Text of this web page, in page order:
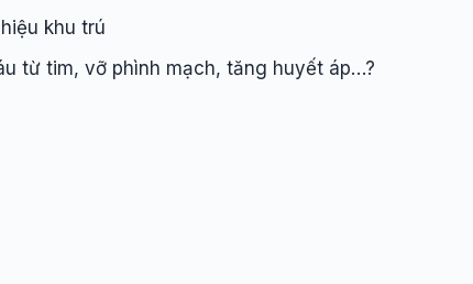
khu trú
từ tim, vỡ phình mạch, tăng huyết áp…?